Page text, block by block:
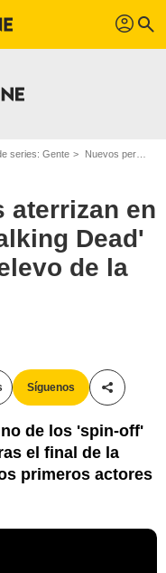
profil search
series: Gente Nuevos personajes aterrizan en el universo 'The Walking Dead' para el inevitable relevo de la ficción zombi
aterrizan en
Dead'
de la
Síguenos
de los 'spin-off'
el final de la
primeros actores